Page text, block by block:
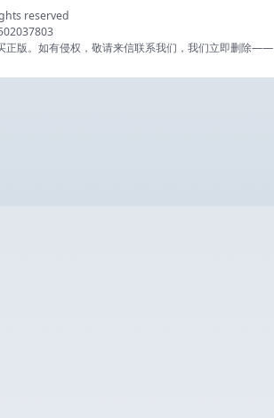
reserved
版。如有侵权，敬请来信联系我们，我们立即删除——